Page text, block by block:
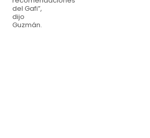
del Gafi”,
dijo
Guzmán.